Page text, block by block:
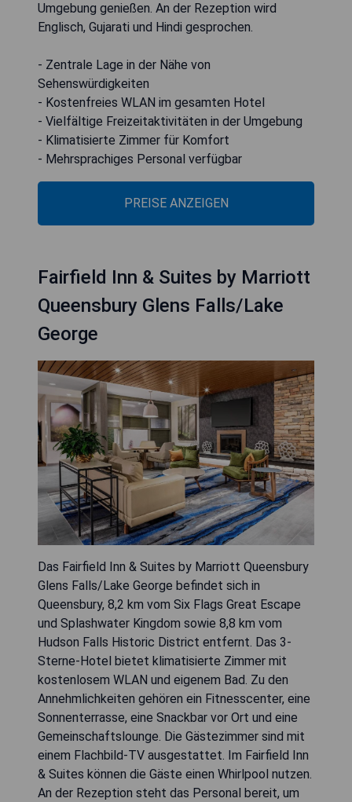
Umgebung genießen. An der Rezeption wird
Englisch, Gujarati und Hindi gesprochen.
- Zentrale Lage in der Nähe von
Sehenswürdigkeiten
- Kostenfreies WLAN im gesamten Hotel
- Vielfältige Freizeitaktivitäten in der Umgebung
- Klimatisierte Zimmer für Komfort
- Mehrsprachiges Personal verfügbar
PREISE ANZEIGEN
Fairfield Inn & Suites by Marriott
Queensbury Glens Falls/Lake
George
Das Fairfield Inn & Suites by Marriott Queensbury
Glens Falls/Lake George befindet sich in
Queensbury, 8,2 km vom Six Flags Great Escape
und Splashwater Kingdom sowie 8,8 km vom
Hudson Falls Historic District entfernt. Das 3-
Sterne-Hotel bietet klimatisierte Zimmer mit
kostenlosem WLAN und eigenem Bad. Zu den
Annehmlichkeiten gehören ein Fitnesscenter, eine
Sonnenterrasse, eine Snackbar vor Ort und eine
Gemeinschaftslounge. Die Gästezimmer sind mit
einem Flachbild-TV ausgestattet. Im Fairfield Inn
& Suites können die Gäste einen Whirlpool nutzen.
An der Rezeption steht das Personal bereit, um